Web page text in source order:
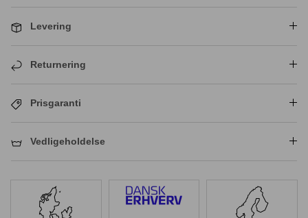
Levering
Returnering
Prisgaranti
Vedligeholdelse